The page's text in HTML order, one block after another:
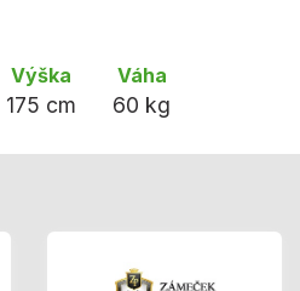
Výška
175 cm
Váha
60 kg